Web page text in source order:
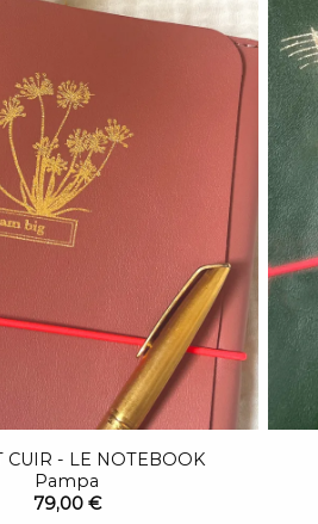
CUIR - LE NOTEBOOK
Pampa
79,00 €